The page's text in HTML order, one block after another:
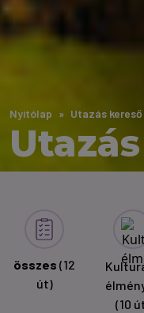
Nyitólap Utazás kereső
összes (12
út)
(10